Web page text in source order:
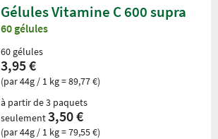
Gélules Vitamine C 600 supra
60 gélules
60 gélules
3,95 €
(par 44g / 1 kg = 89,77 €)
à partir de 3 paquets
seulement3,50 €
(par 44g / 1 kg = 79,55 €)